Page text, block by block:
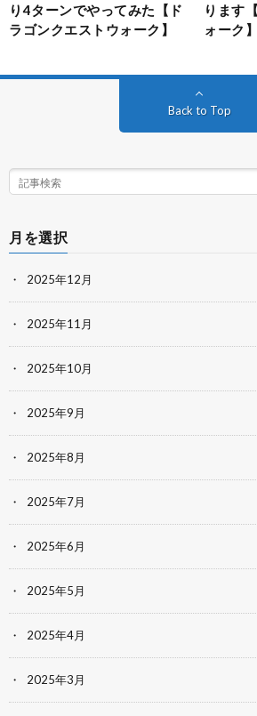
り4ターンでやってみた【ド
ラゴンクエストウォーク】
ります
ォーク】
Back to Top
月を選択
2025年12月
2025年11月
2025年10月
2025年9月
2025年8月
2025年7月
2025年6月
2025年5月
2025年4月
2025年3月